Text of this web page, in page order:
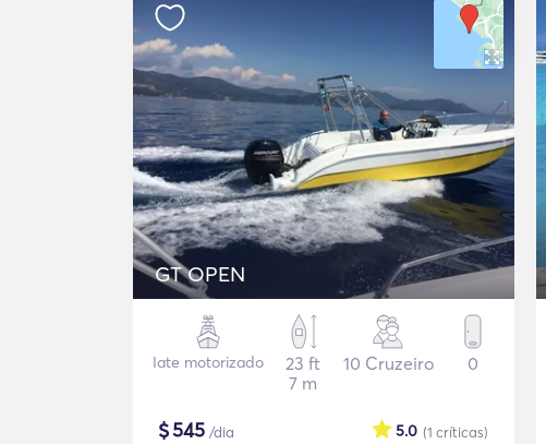
GT OPEN
Iate motorizado
23 ft
7 m
10 Cruzeiro 0
$545 /dia (1 críticas)
5.0